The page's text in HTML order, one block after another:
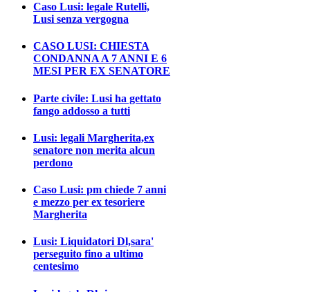
Caso Lusi: legale Rutelli,
Lusi senza vergogna
CASO LUSI: CHIESTA
CONDANNA A 7 ANNI E 6
MESI PER EX SENATORE
Parte civile: Lusi ha gettato
fango addosso a tutti
Lusi: legali Margherita,ex
senatore non merita alcun
perdono
Caso Lusi: pm chiede 7 anni
e mezzo per ex tesoriere
Margherita
Lusi: Liquidatori Dl,sara'
perseguito fino a ultimo
centesimo